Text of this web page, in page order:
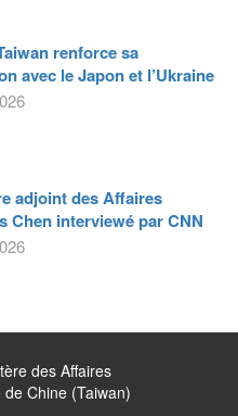
renforce sa
avec le Japon et l’Ukraine
adjoint des Affaires
Chen interviewé par CNN
des Affaires
Chine (Taiwan)